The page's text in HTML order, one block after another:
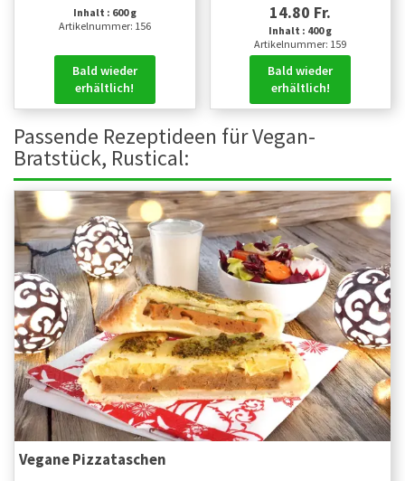
Inhalt : 600 g
Artikelnummer: 156
Bald wieder
erhältlich!
14.80 Fr.
Inhalt : 400 g
Artikelnummer: 159
Bald wieder
erhältlich!
Passende Rezeptideen für Vegan-
Bratstück, Rustical:
Vegane Pizzataschen